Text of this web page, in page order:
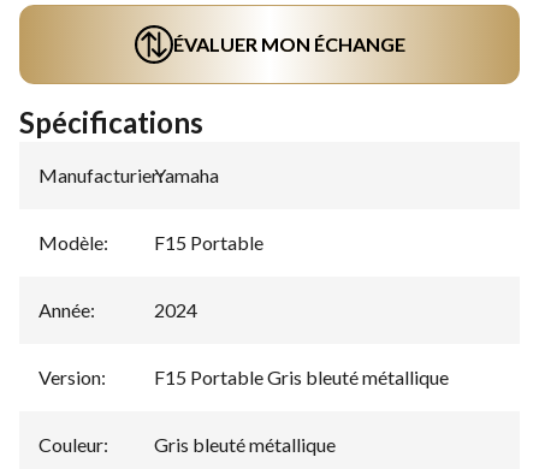
ÉVALUER MON ÉCHANGE
Spécifications
Manufacturier:
Yamaha
Modèle: F15 Portable
Année: 2024
Version: F15 Portable Gris bleuté métallique
Couleur: Gris bleuté métallique